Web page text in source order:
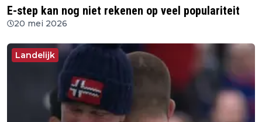
E-step kan nog niet rekenen op veel populariteit
20 mei 2026
Landelijk